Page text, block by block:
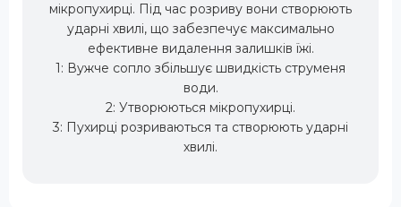
мікропухирці. Під час розриву вони створюють
ударні хвилі, що забезпечує максимально
ефективне видалення залишків їжі.
1: Вужче сопло збільшує швидкість струменя
води.
2: Утворюються мікропухирці.
3: Пухирці розриваються та створюють ударні
хвилі.